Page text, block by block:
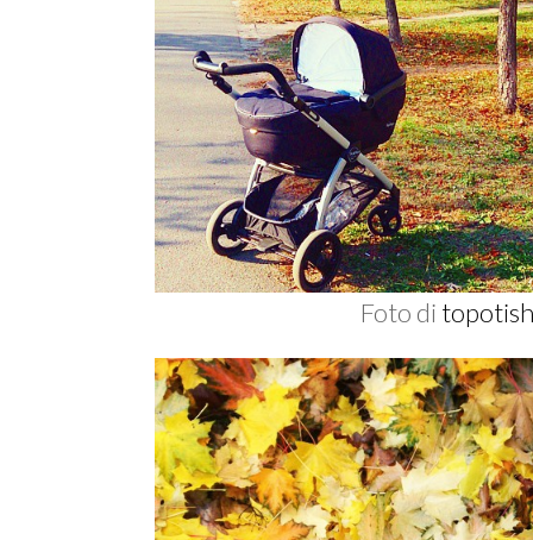
Foto di